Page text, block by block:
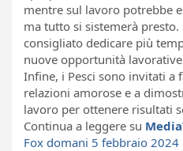
mentre sul lavoro potrebbe
ma tutto si sistemerà presto.
consigliato dedicare più
nuove opportunità
Infine, i Pesci sono invitati a
relazioni amorose e a
lavoro per ottenere risultati
Continua a leggere su
Fox domani 5 febbraio 2024